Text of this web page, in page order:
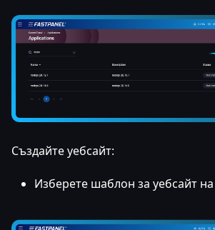
Създайте уебсайт:
Изберете шаблон за уебсайт